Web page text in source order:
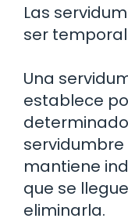
Las
ser
Una
establece
mantiene
que se
eliminarla.